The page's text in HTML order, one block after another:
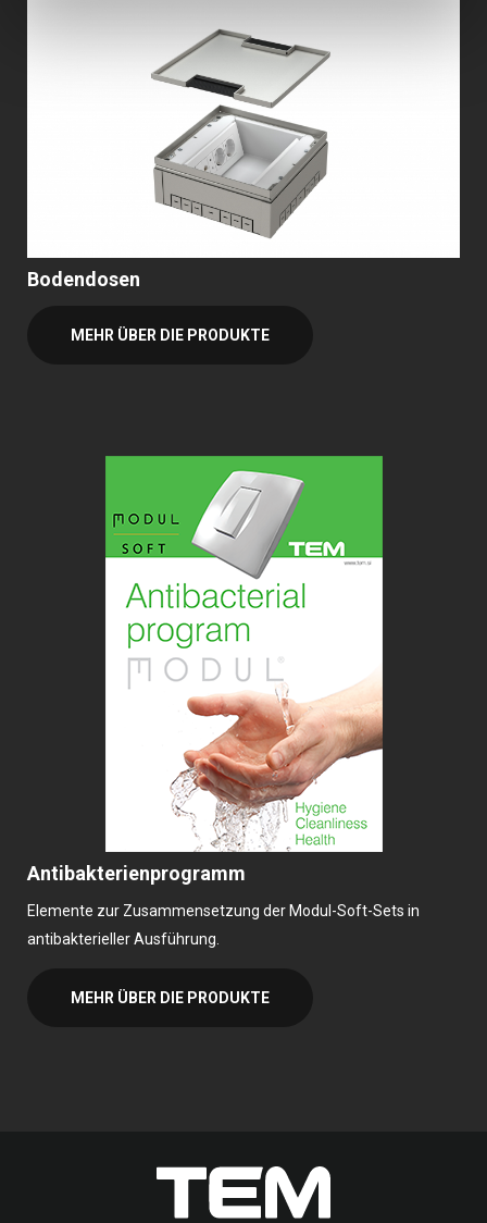
Bodendosen
MEHR ÜBER DIE PRODUKTE
Antibakterienprogramm
Elemente zur Zusammensetzung der Modul-Soft-Sets in
antibakterieller Ausführung.
MEHR ÜBER DIE PRODUKTE